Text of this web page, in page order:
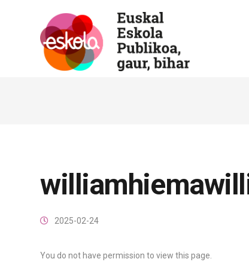
2025-02-24
You do not have permission to view this page.